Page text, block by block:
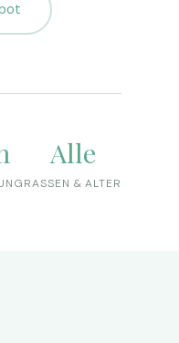
Alle
RASSEN & ALTER